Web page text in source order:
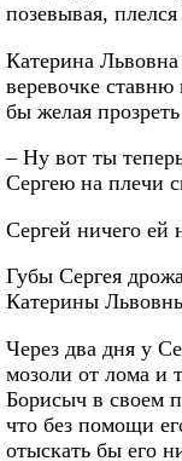
позевывая,
Катерина
веревочке ставню
бы желая
– Ну вот ты
Сергею на плечи
Сергей ничего ей
Губы Сергея
Катерины
Через два дня у
мозоли от лома и
Борисыч в своем
что без помощи
отыскать бы его